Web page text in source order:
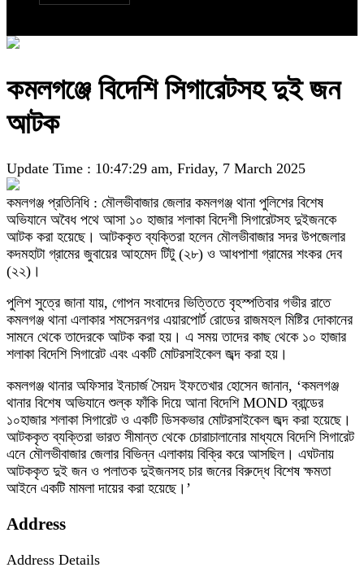
কমলগঞ্জে বিদেশি সিগারেটসহ দুই জন
আটক
Update Time : 10:47:29 am, Friday, 7 March 2025
কমলগঞ্জ প্রতিনিধি : মৌলভীবাজার জেলার কমলগঞ্জ থানা পুলিশের বিশেষ
অভিযানে অবৈধ পথে আসা ১০ হাজার শলাকা বিদেশী সিগারেটসহ দুইজনকে
আটক করা হয়েছে। আটককৃত ব্যক্তিরা হলেন মৌলভীবাজার সদর উপজেলার
কদমহাটা গ্রামের জুবায়ের আহমেদ টিটু (২৮) ও আধপাশা গ্রামের শংকর দেব
(২২)।
পুলিশ সুত্রে জানা যায়, গোপন সংবাদের ভিত্তিতে বৃহস্পতিবার গভীর রাতে
কমলগঞ্জ থানা এলাকার শমসেরনগর এয়ারপোর্ট রোডের রাজমহল মিষ্টির দোকানের
সামনে থেকে তাদেরকে আটক করা হয়। এ সময় তাদের কাছ থেকে ১০ হাজার
শলাকা বিদেশি সিগারেট এবং একটি মোটরসাইকেল জব্দ করা হয়।
কমলগঞ্জ থানার অফিসার ইনচার্জ সৈয়দ ইফতেখার হোসেন জানান, ‌‘কমলগঞ্জ
থানার বিশেষ অভিযানে শুল্ক ফাঁকি দিয়ে আনা বিদেশি MOND ব্রান্ডের
১০হাজার শলাকা সিগারেট ও একটি ডিসকভার মোটরসাইকেল জব্দ করা হয়েছে।
আটককৃত ব্যক্তিরা ভারত সীমান্ত থেকে চোরাচালানোর মাধ্যমে বিদেশি সিগারেট
এনে মৌলভীবাজার জেলার বিভিন্ন এলাকায় বিক্রি করে আসছিল। এঘটনায়
আটককৃত দুই জন ও পলাতক দুইজনসহ চার জনের বিরুদ্ধে বিশেষ ক্ষমতা
আইনে একটি মামলা দায়ের করা হয়েছে।’
Address
Address Details